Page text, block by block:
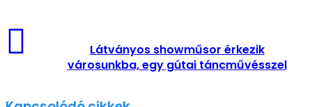
Látványos showműsor érkezik
városunkba, egy gútai táncművésszel